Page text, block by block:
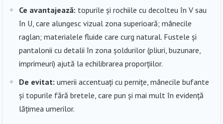
Ce avantajează: topurile și rochiile cu decolteu în V sau
în U, care alungesc vizual zona superioară; mânecile
raglan; materialele fluide care curg natural. Fustele și
pantalonii cu detalii în zona șoldurilor (pliuri, buzunare,
imprimeuri) ajută la echilibrarea proporțiilor.
De evitat: umerii accentuați cu pernițe, mânecile bufante
și topurile fără bretele, care pun și mai mult în evidență
lățimea umerilor.